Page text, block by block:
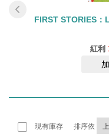
FIRST STORIES：
紅利
現有庫存 排序依